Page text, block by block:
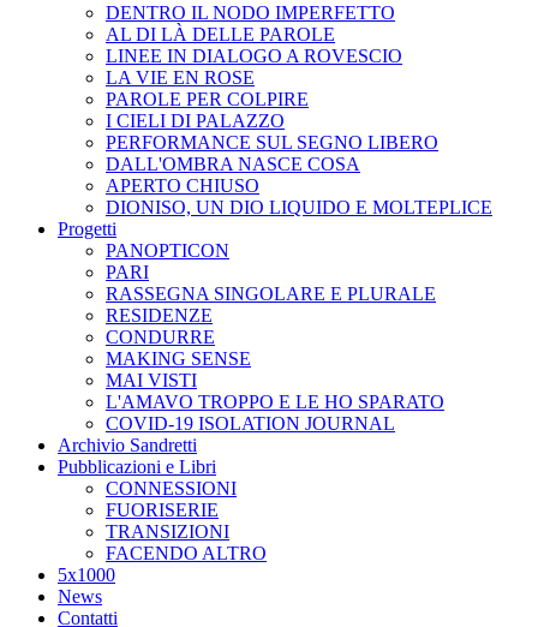
DENTRO IL NODO IMPERFETTO
AL DI LÀ DELLE PAROLE
LINEE IN DIALOGO A ROVESCIO
LA VIE EN ROSE
PAROLE PER COLPIRE
I CIELI DI PALAZZO
PERFORMANCE SUL SEGNO LIBERO
DALL'OMBRA NASCE COSA
APERTO CHIUSO
DIONISO, UN DIO LIQUIDO E MOLTEPLICE
Progetti
PANOPTICON
PARI
RASSEGNA SINGOLARE E PLURALE
RESIDENZE
CONDURRE
MAKING SENSE
MAI VISTI
L'AMAVO TROPPO E LE HO SPARATO
COVID-19 ISOLATION JOURNAL
Archivio Sandretti
Pubblicazioni e Libri
CONNESSIONI
FUORISERIE
TRANSIZIONI
FACENDO ALTRO
5x1000
News
Contatti